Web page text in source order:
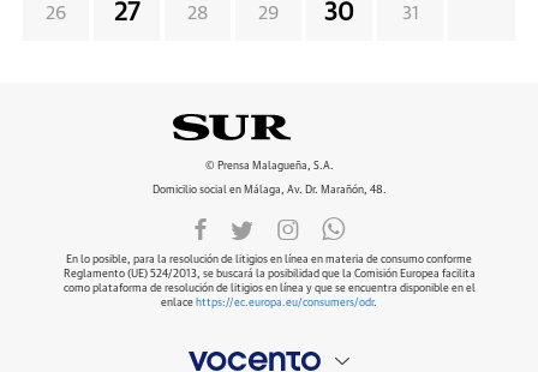
26 27 28 29 30 31
© Prensa Malagueña, S.A.
Domicilio social en Málaga, Av. Dr. Marañón, 48.
En lo posible, para la resolución de litigios en línea en materia de consumo conforme
Reglamento (UE) 524/2013, se buscará la posibilidad que la Comisión Europea facilita
como plataforma de resolución de litigios en línea y que se encuentra disponible en el
enlace https://ec.europa.eu/consumers/odr.